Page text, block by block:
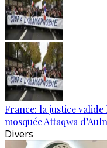
France: la justice
mosquée Attaqwa
Divers